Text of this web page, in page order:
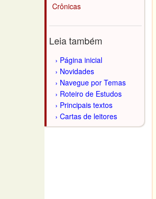
Crônicas
Leia também
Página inicial
Novidades
Navegue por Temas
Roteiro de Estudos
Principais textos
Cartas de leitores